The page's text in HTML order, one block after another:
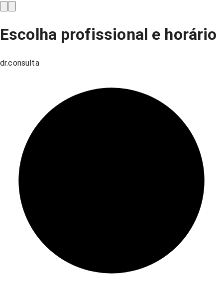
Escolha profissional e horário
dr.consulta